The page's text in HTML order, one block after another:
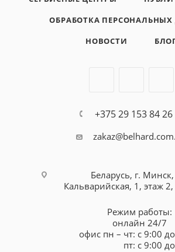
ОБРАБОТКА
НОВОСТИ
+375 29 153 84 26
Беларусь, г.
Кальварийская, 1, этаж
Режим работы:
онлайн 24/7
офис пн – чт: с 9:00
пт: с 9:00